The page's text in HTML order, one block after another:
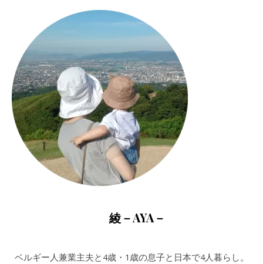
Link
綾－AYA－
ベルギー人兼業主夫と4歳・1歳の息子と日本で4人暮らし。